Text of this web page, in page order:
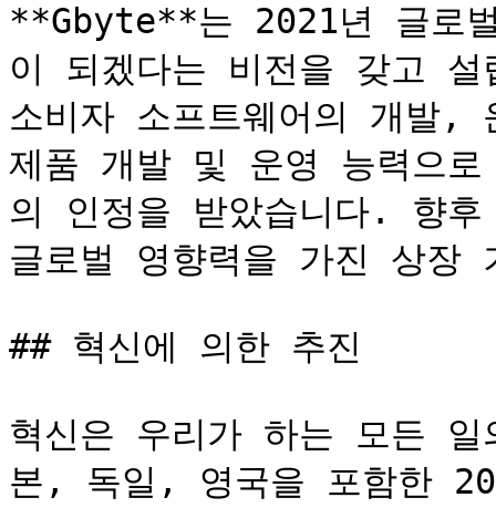
**Gbyte**는 2021년 글로
이 되겠다는 비전을 갖고
소비자 소프트웨어의 개발,
제품 개발 및 운영 능력으
의 인정을 받았습니다. 향
글로벌 영향력을 가진 상장
## 혁신에 의한 추진
혁신은 우리가 하는 모든
본, 독일, 영국을 포함한